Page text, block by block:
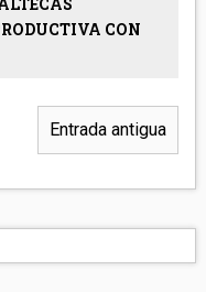
CON
Entrada antigua